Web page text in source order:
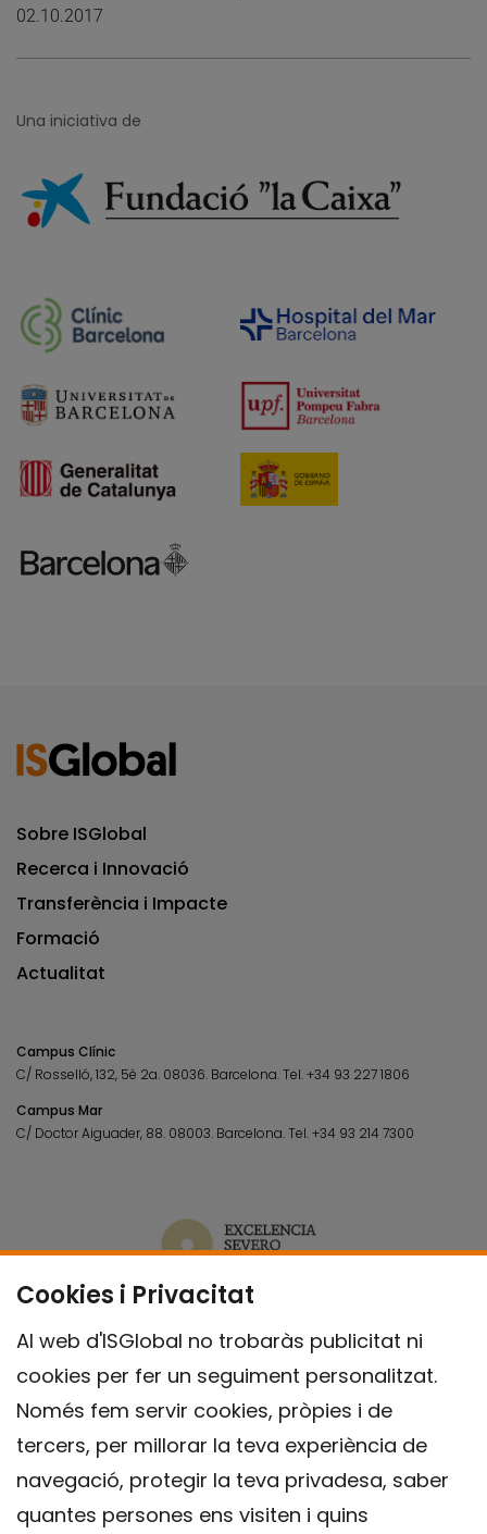
02.10.2017
Cookies i Privacitat
Al web d'ISGlobal no trobaràs publicitat ni
cookies per fer un seguiment personalitzat.
Només fem servir cookies, pròpies i de
tercers, per millorar la teva experiència de
navegació, protegir la teva privadesa, saber
quantes persones ens visiten i quins
Una iniciativa de
Sobre ISGlobal
Recerca i Innovació
Transferència i Impacte
Formació
Actualitat
Campus Clínic
C/ Rosselló, 132, 5è 2a. 08036. Barcelona.Tel.+34 93 227 1806
Campus Mar
C/ Doctor Aiguader, 88. 08003. Barcelona.Tel.+34 93 214 7300